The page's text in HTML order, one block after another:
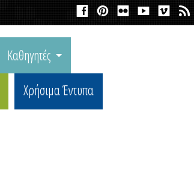
Καθηγητές
Χρήσιμα Έντυπα